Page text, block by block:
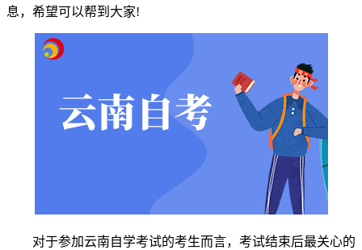
息，希望可以帮到大家!
对于参加云南自学考试的考生而言，考试结束后最关心的